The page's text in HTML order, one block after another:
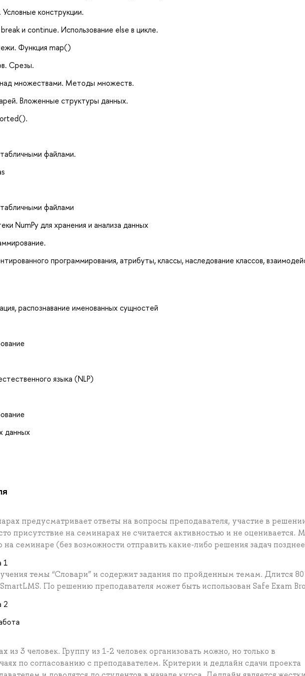
конструкции.
и continue. Использование else в цикле.
Функция map()
Срезы.
множествами. Методы множеств.
Вложенные структуры данных.
файлами.
файлами
NumPy для хранения и анализа данных
программирования, атрибуты, классы, наследование классов,
распознавание именованных сущностей
языка (NLP)
данных
предусматривает ответы на вопросы преподавателя, участие в
присутствие на семинарах не считается активностью и не оценивается.
на семинаре (без возможности отправить какие-либо решения задач
1
темы “Словари” и содержит задания по пройденным темам. Длится 80
По решению преподавателя может быть использован Safe Exam
2
из 3 человек. Группу из 1-2 человек организовать можно, но только в
по согласованию с преподавателем. Критерии и дедлайн сдачи проекта